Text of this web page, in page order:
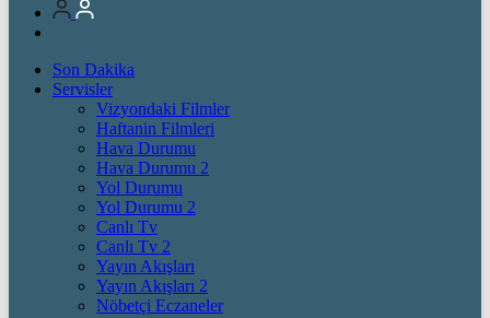
Son Dakika
Servisler
Vizyondaki Filmler
Haftanin Filmleri
Hava Durumu
Hava Durumu 2
Yol Durumu
Yol Durumu 2
Canlı Tv
Canlı Tv 2
Yayın Akışları
Yayın Akışları 2
Nöbetçi Eczaneler